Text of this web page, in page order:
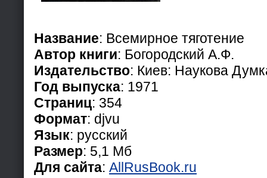
Название: Всемирное тяготение
Автор книги: Богородский А.Ф.
Издательство: Киев: Наукова
Год выпуска: 1971
Страниц: 354
Формат: djvu
Язык: русский
Размер: 5,1 Мб
Для сайта: AllRusBook.ru